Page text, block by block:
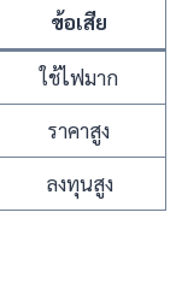
ข้อเสีย
ใช้ไฟมาก
ราคาสูง
ลงทุนสูง